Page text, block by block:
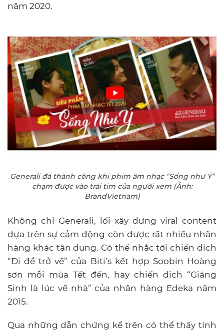
năm 2020.
Generali đã thành công khi phim âm nhạc “Sống như Ý”
chạm được vào trái tim của người xem (Ảnh:
BrandVietnam)
Không chỉ Generali, lối xây dựng viral content
dựa trên sự cảm động còn được rất nhiều nhãn
hàng khác tận dụng. Có thể nhắc tới chiến dịch
“Đi để trở về” của Biti’s kết hợp Soobin Hoàng
sơn mỗi mùa Tết đến, hay chiến dịch “Giáng
Sinh là lúc về nhà” của nhãn hàng Edeka năm
2015.
Qua những dẫn chứng kể trên có thể thấy tính